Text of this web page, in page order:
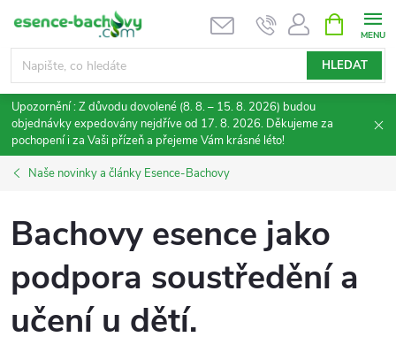
obsah
HLEDAT
NÁKUPNÍ
KOŠÍK
Upozornění : Z důvodu dovolené (8. 8. – 15. 8. 2026) budou
objednávky expedovány nejdříve od 17. 8. 2026. Děkujeme za
pochopení i za Vaši přízeň a přejeme Vám krásné léto!
Naše novinky a články Esence-Bachovy
Bachovy esence jako
podpora soustředění a
učení u dětí.